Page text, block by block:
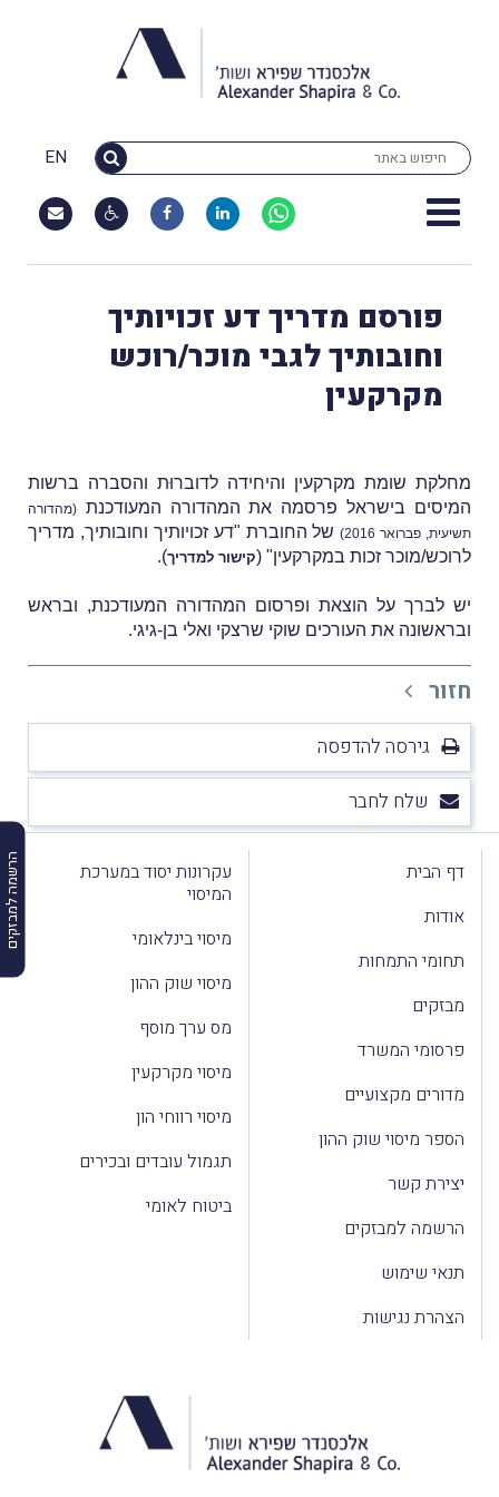
EN
הרשמה למבזקים
פורסם מדריך דע זכויותיך
וחובותיך לגבי מוכר/רוכש
מקרקעין
מחלקת שומת מקרקעין והיחידה לדוברוּת והסברה ברשות
המיסים בישראל פרסמה את המהדורה המעודכנת (מהדורה
תשיעית, פברואר 2016)
של החוברת "דע זכויותיך וחובותיך, מדריך
לרוכש/מוכר זכות במקרקעין" (קישור למדריך).
יש לברך על הוצאת ופרסום המהדורה המעודכנת, ובראש
ובראשונה את העורכים שוקי שרצקי ואלי בן-גיגי.
חזור
גירסה להדפסה
שלח לחבר
דף הבית
אודות
תחומי התמחות
מבזקים
פרסומי המשרד
מדורים מקצועיים
הספר מיסוי שוק ההון
יצירת קשר
הרשמה למבזקים
תנאי שימוש
הצהרת נגישות
עקרונות יסוד במערכת
המיסוי
מיסוי בינלאומי
מיסוי שוק ההון
מס ערך מוסף
מיסוי מקרקעין
מיסוי רווחי הון
תגמול עובדים ובכירים
ביטוח לאומי